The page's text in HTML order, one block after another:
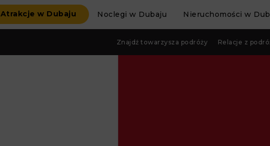
Atrakcje w Dubaju Noclegi w Dubaju Nieruchomości w
Znajdź towarzysza podróży Relacje z